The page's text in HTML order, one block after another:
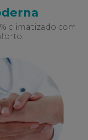
climatizado com